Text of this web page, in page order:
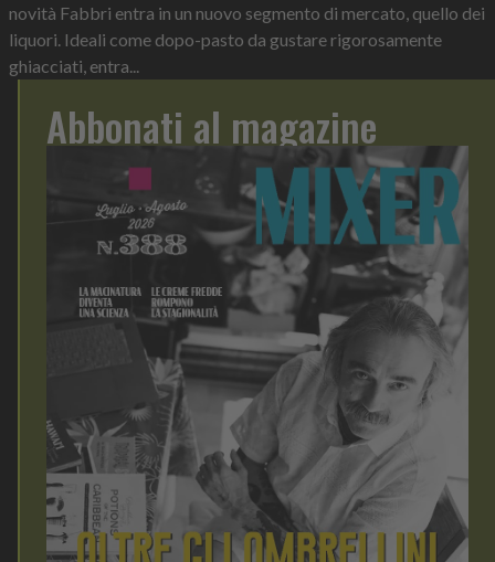
novità Fabbri entra in un nuovo segmento di mercato, quello dei
liquori. Ideali come dopo-pasto da gustare rigorosamente
ghiacciati, entra...
Abbonati al magazine